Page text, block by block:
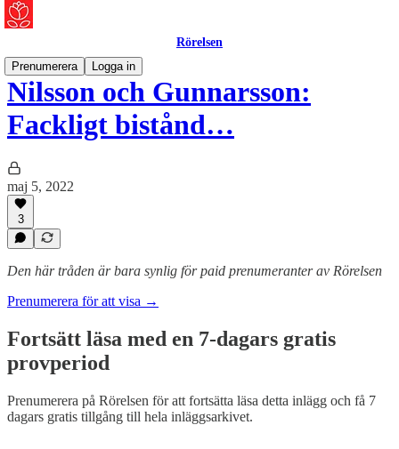
Rörelsen
Prenumerera
Logga in
Nilsson och Gunnarsson:
Fackligt bistånd…
maj 5, 2022
3
Den här tråden är bara synlig för paid prenumeranter av Rörelsen
Prenumerera för att visa →
Fortsätt läsa med en 7-dagars gratis
provperiod
Prenumerera på Rörelsen för att fortsätta läsa detta inlägg och få 7
dagars gratis tillgång till hela inläggsarkivet.